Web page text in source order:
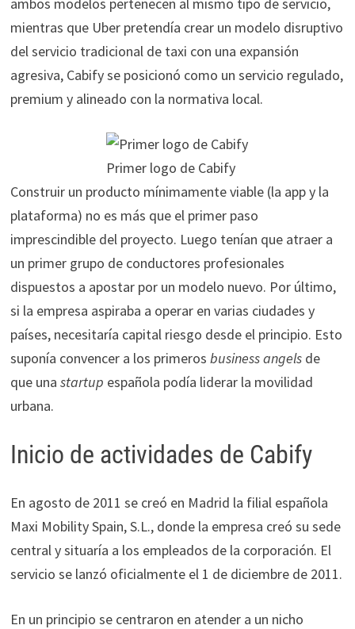
ambos modelos pertenecen al mismo tipo de servicio,
mientras que Uber pretendía crear un modelo disruptivo
del servicio tradicional de taxi con una expansión
agresiva, Cabify se posicionó como un servicio regulado,
premium y alineado con la normativa local.
Primer logo de Cabify
Construir un producto mínimamente viable (la app y la
plataforma) no es más que el primer paso
imprescindible del proyecto. Luego tenían que atraer a
un primer grupo de conductores profesionales
dispuestos a apostar por un modelo nuevo. Por último,
si la empresa aspiraba a operar en varias ciudades y
países, necesitaría capital riesgo desde el principio. Esto
suponía convencer a los primeros business angelsde
que una startup española podía liderar la movilidad
urbana.
Inicio de actividades de Cabify
En agosto de 2011 se creó en Madrid la filial española
Maxi Mobility Spain, S.L., donde la empresa creó su sede
central y situaría a los empleados de la corporación. El
servicio se lanzó oficialmente el 1 de diciembre de 2011.
En un principio se centraron en atender a un nicho